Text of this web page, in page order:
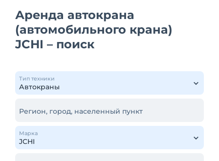
Аренда автокрана
(автомобильного крана)
JCHI – поиск
Тип техники
Регион, город, населенный пункт
Марка